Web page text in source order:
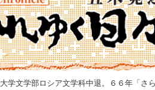
学文学部ロシア文学科中退。６６年「さ